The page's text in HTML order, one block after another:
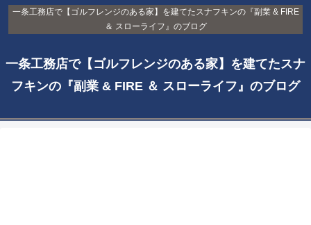
一条工務店で【ゴルフレンジのある家】を建てたスナフキンの『副業 & FIRE
＆ スローライフ』のブログ
一条工務店で【ゴルフレンジのある家】を建てたスナ
フキンの『副業 & FIRE ＆ スローライフ』のブログ